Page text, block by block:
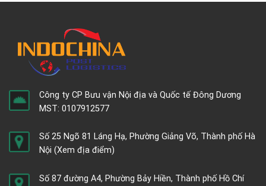
Công ty CP Bưu vận Nội địa và Quốc tế Đông Dương
MST: 0107912577
Số 25 Ngõ 81 Láng Hạ, Phường Giảng Võ, Thành phố Hà
Nội (Xem địa điểm)
Số 87 đường A4, Phường Bảy Hiền, Thành phố Hồ Chí